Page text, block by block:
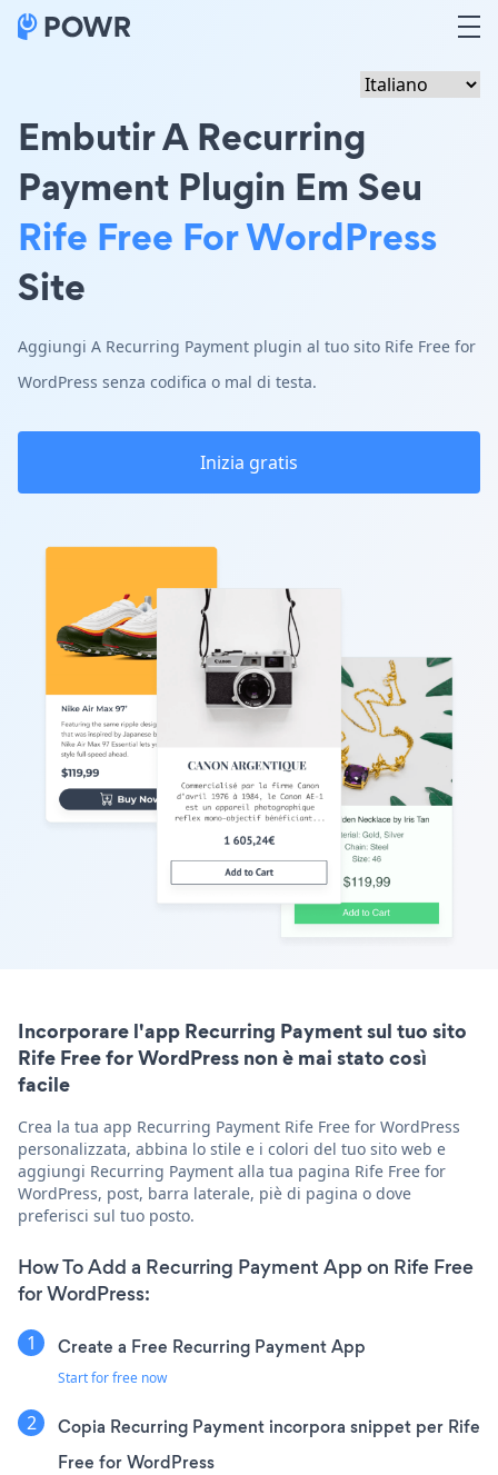
Embutir A Recurring
Payment Plugin Em Seu
Rife Free For WordPress
Site
Aggiungi A Recurring Payment plugin al tuo sito Rife Free for
WordPress senza codifica o mal di testa.
Inizia gratis
Incorporare l'app Recurring Payment sul tuo sito
Rife Free for WordPress non è mai stato così
facile
Crea la tua app Recurring Payment Rife Free for WordPress
personalizzata, abbina lo stile e i colori del tuo sito web e
aggiungi Recurring Payment alla tua pagina Rife Free for
WordPress, post, barra laterale, piè di pagina o dove
preferisci sul tuo posto.
How To Add a Recurring Payment App on Rife Free
for WordPress:
Create a Free Recurring Payment App
Start for free now
Copia Recurring Payment incorpora snippet per Rife
Free for WordPress